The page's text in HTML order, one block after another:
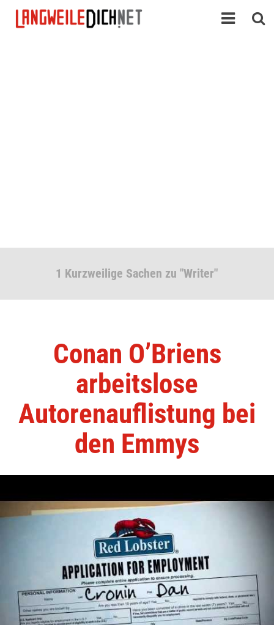
1 Kurzweilige Sachen zu "Writer"
Conan O’Briens
arbeitslose
Autorenauflistung bei
den Emmys